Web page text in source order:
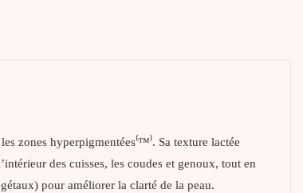
zones hyperpigmentées⁽™⁾. Sa texture lactée
des cuisses, les coudes et genoux, tout en
pour améliorer la clarté de la peau.